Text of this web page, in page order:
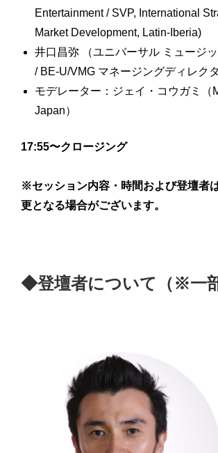
Entertainment / SVP, International
Market Development, Latin-Iberia)
井口昌弥 （ユニバーサル ミュージ
/ BE-U/VMG マネージングディレクタ
モデレーター：ジェイ・コウガミ（
Japan）
17:55〜クロージング
※セッション内容・時間および登壇者
更となる場合がございます。
◆登壇者について（※一部